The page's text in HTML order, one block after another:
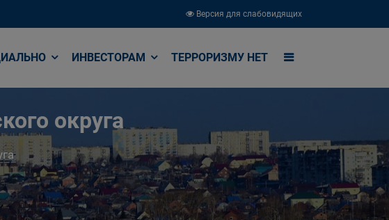
Версия для слабовидящих
ИНВЕСТОРАМ ТЕРРОРИЗМУ НЕТ
округа